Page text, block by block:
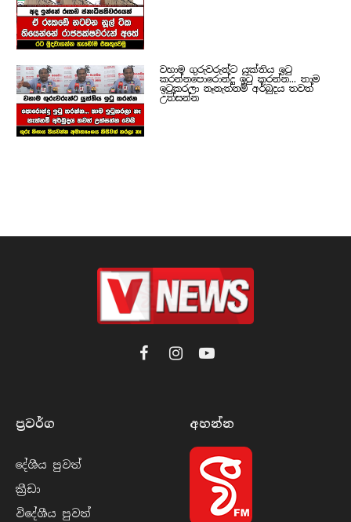
වහාම ගුරුවරුන්ට යුක්තිය ඉටු
කරන්නපොරොන්දු ඉටු කරන්න... තාම
ඉටුකරලා නෑනැත්නම් අර්බුදය තවත්
උත්සන්න
FacebookInstagramYouTube
ප්‍රවර්​ග
දේශීය පුව​ත්
ක්‍රී​ඩා
විදේශීය පුව​ත්
අහන්​න